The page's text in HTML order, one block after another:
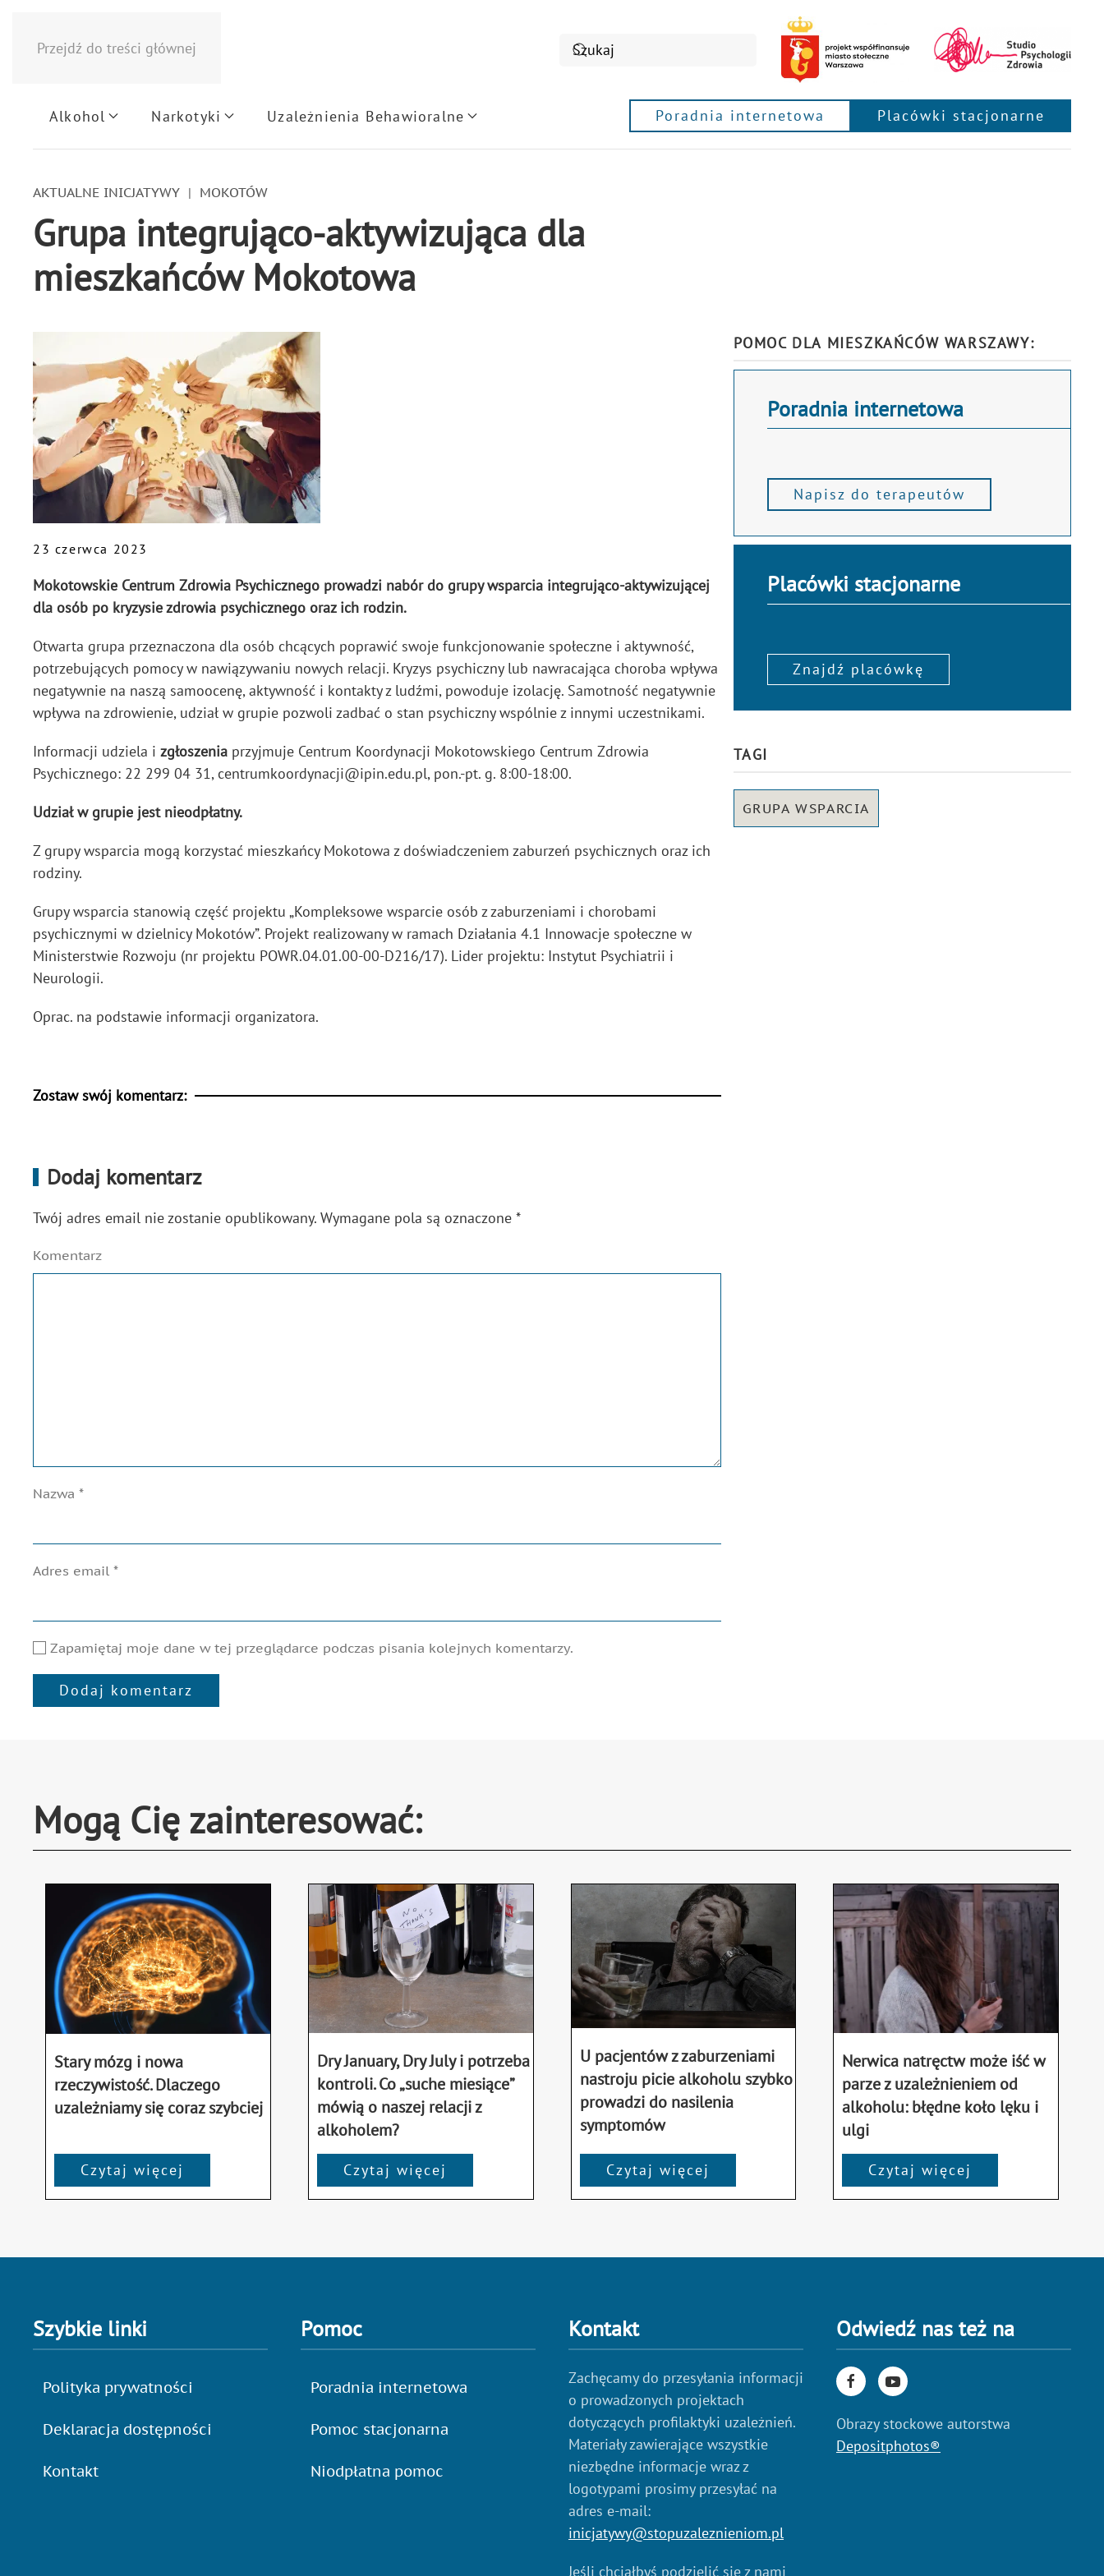
Przejdź do treści głównej
Alkohol Narkotyki Uzależnienia Behawioralne Poradnia internetowa Placówki stacjonarne
AKTUALNE INICJATYWY MOKOTÓW
Grupa integrująco-aktywizująca dla
mieszkańców Mokotowa
23 czerwca 2023
Mokotowskie Centrum Zdrowia Psychicznego prowadzi nabór do grupy wsparcia integrująco-aktywizującej
dla osób po kryzysie zdrowia psychicznego oraz ich rodzin.
Otwarta grupa przeznaczona dla osób chcących poprawić swoje funkcjonowanie społeczne i aktywność,
potrzebujących pomocy w nawiązywaniu nowych relacji. Kryzys psychiczny lub nawracająca choroba wpływa
negatywnie na naszą samoocenę, aktywność i kontakty z ludźmi, powoduje izolację. Samotność negatywnie
wpływa na zdrowienie, udział w grupie pozwoli zadbać o stan psychiczny wspólnie z innymi uczestnikami.
Informacji udziela i zgłoszenia przyjmuje Centrum Koordynacji Mokotowskiego Centrum Zdrowia
Psychicznego: 22 299 04 31, centrumkoordynacji@ipin.edu.pl, pon.-pt. g. 8:00-18:00.
Udział w grupie jest nieodpłatny.
Z grupy wsparcia mogą korzystać mieszkańcy Mokotowa z doświadczeniem zaburzeń psychicznych oraz ich
rodziny.
Grupy wsparcia stanowią część projektu „Kompleksowe wsparcie osób z zaburzeniami i chorobami
psychicznymi w dzielnicy Mokotów”. Projekt realizowany w ramach Działania 4.1 Innowacje społeczne w
Ministerstwie Rozwoju (nr projektu POWR.04.01.00-00-D216/17). Lider projektu: Instytut Psychiatrii i
Neurologii.
Oprac. na podstawie informacji organizatora.
Zostaw swój komentarz:
Dodaj komentarz
Twój adres email nie zostanie opublikowany. Wymagane pola są oznaczone *
Komentarz
Nazwa *
Adres email *
Zapamiętaj moje dane w tej przeglądarce podczas pisania kolejnych komentarzy.
Dodaj komentarz
POMOC DLA MIESZKAŃCÓW WARSZAWY:
Poradnia internetowa
Napisz do terapeutów
Placówki stacjonarne
Znajdź placówkę
TAGI
GRUPA WSPARCIA
Mogą Cię zainteresować:
Stary mózg i nowa
rzeczywistość. Dlaczego
uzależniamy się coraz szybciej
Czytaj więcej
Dry January, Dry July i potrzeba
kontroli. Co „suche miesiące”
mówią o naszej relacji z
alkoholem?
Czytaj więcej
U pacjentów z zaburzeniami
nastroju picie alkoholu szybko
prowadzi do nasilenia
symptomów
Czytaj więcej
Nerwica natręctw może iść w
parze z uzależnieniem od
alkoholu: błędne koło lęku i
ulgi
Czytaj więcej
Szybkie linki
Polityka prywatności
Deklaracja dostępności
Kontakt
Pomoc
Poradnia internetowa
Pomoc stacjonarna
Niodpłatna pomoc
Kontakt
Zachęcamy do przesyłania informacji
o prowadzonych projektach
dotyczących profilaktyki uzależnień.
Materiały zawierające wszystkie
niezbędne informacje wraz z
logotypami prosimy przesyłać na
adres e-mail:
inicjatywy@stopuzaleznieniom.pl
Jeśli chciałbyś podzielić się z nami
Odwiedź nas też na
Obrazy stockowe autorstwa
Depositphotos®